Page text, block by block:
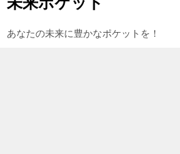
あなたの未来に豊かなポケットを！